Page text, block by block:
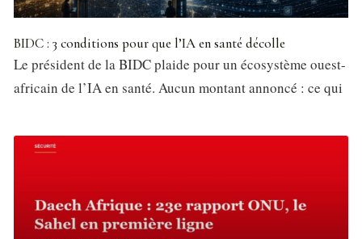
BIDC : 3 conditions pour que l’IA en santé décolle
Le président de la BIDC plaide pour un écosystème ouest-
africain de l’IA en santé. Aucun montant annoncé : ce qui